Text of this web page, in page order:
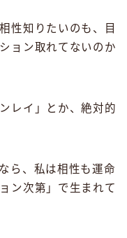
性知りたいのも、目
ョン取れてないのか
レイ」とか、絶対的
ら、私は相性も運命
ン次第」で生まれて